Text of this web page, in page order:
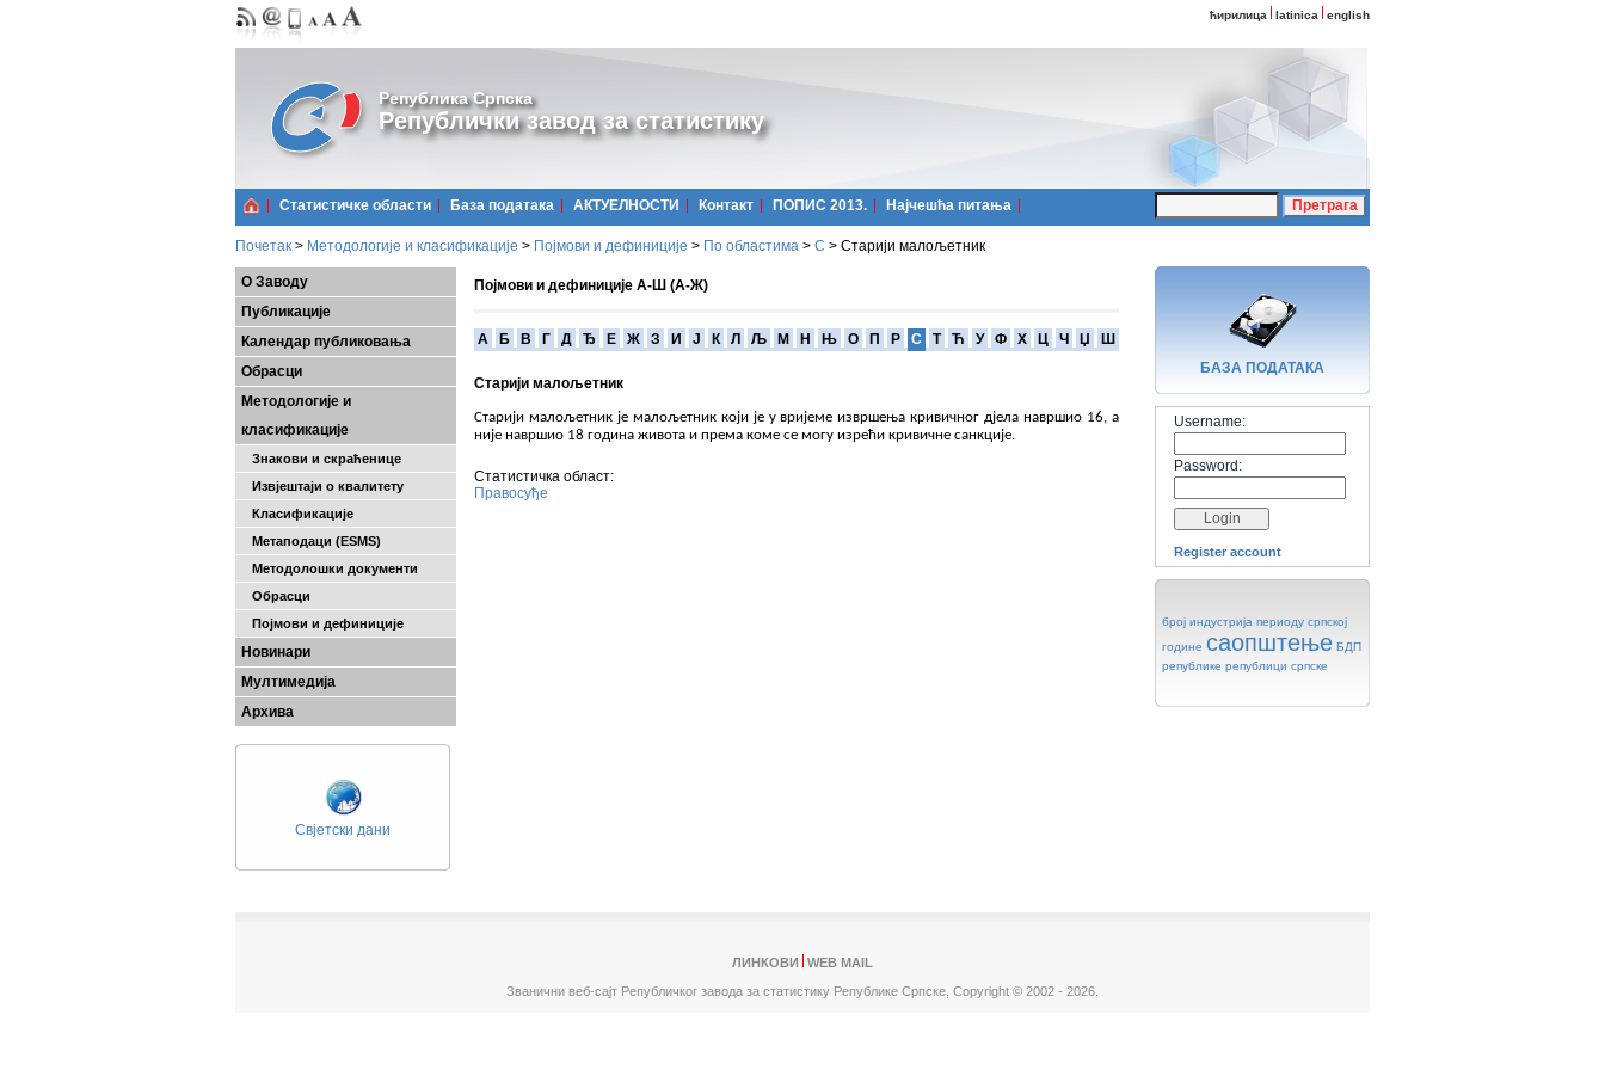
ћирилица latinica english
Република Српска
Републички завод за статистику
Статистичке области Базa података АКТУЕЛНОСТИ Контакт ПОПИС 2013. Најчешћa питања
Почетак > Методологије и класификације > Појмови и дефиниције > По областима > С > Старији малољетник
О Заводу
Публикације
Календар публиковања
Обрасци
Методологије и
класификације
Знакови и скраћенице
Извјештаји о квалитету
Класификације
Метаподаци (ESMS)
Методолошки документи
Обрасци
Појмови и дефиниције
Новинари
Мултимедија
Архива
Свјетски дани
Појмови и дефиниције А-Ш (А-Ж)
A Б В Г Д Ђ Е Ж З И Ј К Л Љ М Н Њ О П Р С Т Ћ У Ф Х Ц Ч Џ Ш
Старији малољетник
Старији малољетник је малољетник који је у вријеме извршења кривичног дјела навршио 16, а
није навршио 18 година живота и према коме се могу изрећи кривичне санкције.
Статистичка област:
Правосуђе
БАЗA ПОДАТАКА
Username:
Password:
Register account
број индустрија периоду српској
године саопштење БДП
републике републици српске
ЛИНКОВИ
WEB MAIL
Званични веб-сајт Републичког завода за статистику Републике Српске, Copyright © 2002 - 2026.